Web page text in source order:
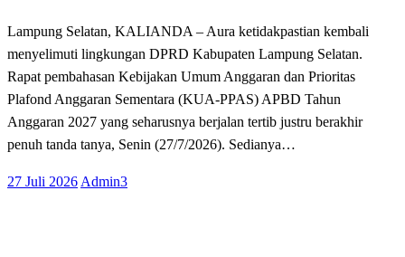
Lampung Selatan, KALIANDA – Aura ketidakpastian kembali
menyelimuti lingkungan DPRD Kabupaten Lampung Selatan.
Rapat pembahasan Kebijakan Umum Anggaran dan Prioritas
Plafond Anggaran Sementara (KUA-PPAS) APBD Tahun
Anggaran 2027 yang seharusnya berjalan tertib justru berakhir
penuh tanda tanya, Senin (27/7/2026). Sedianya…
Posted
27 Juli 2026 Admin3